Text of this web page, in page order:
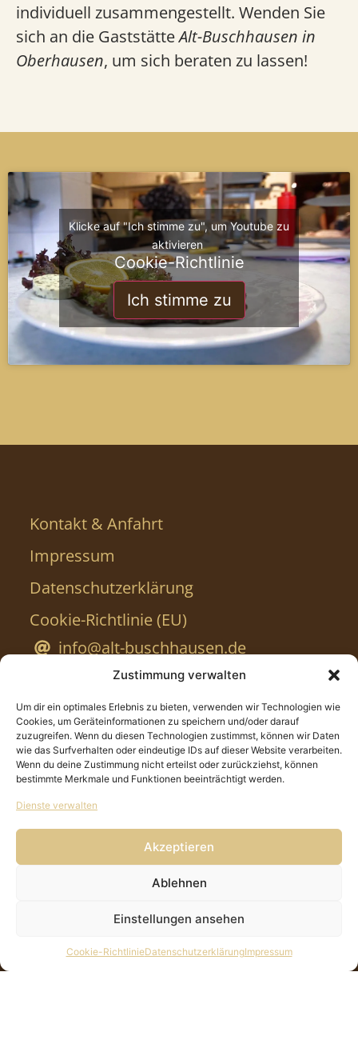
Zustimmung verwalten
Um dir ein optimales Erlebnis zu bieten, verwenden wir Technologien wie
Cookies, um Geräteinformationen zu speichern und/oder darauf
zuzugreifen. Wenn du diesen Technologien zustimmst, können wir Daten
wie das Surfverhalten oder eindeutige IDs auf dieser Website verarbeiten.
Wenn du deine Zustimmung nicht erteilst oder zurückziehst, können
bestimmte Merkmale und Funktionen beeinträchtigt werden.
Dienste verwalten
Akzeptieren
Ablehnen
Einstellungen ansehen
Cookie-RichtlinieDatenschutzerklärungImpressum
individuell zusammengestellt. Wenden Sie
sich an die GaststätteAlt-Buschhausen in
Oberhausen, um sich beraten zu lassen!
Klicke auf "Ich stimme zu", um Youtube zu
aktivieren
Cookie-Richtlinie
Ich stimme zu
Kontakt & Anfahrt
Impressum
Datenschutzerklärung
Cookie-Richtlinie (EU)
info@alt-buschhausen.de
0208 650733
Klicke auf "Ich stimme zu", um Google
maps zu aktivieren
Cookie-Richtlinie